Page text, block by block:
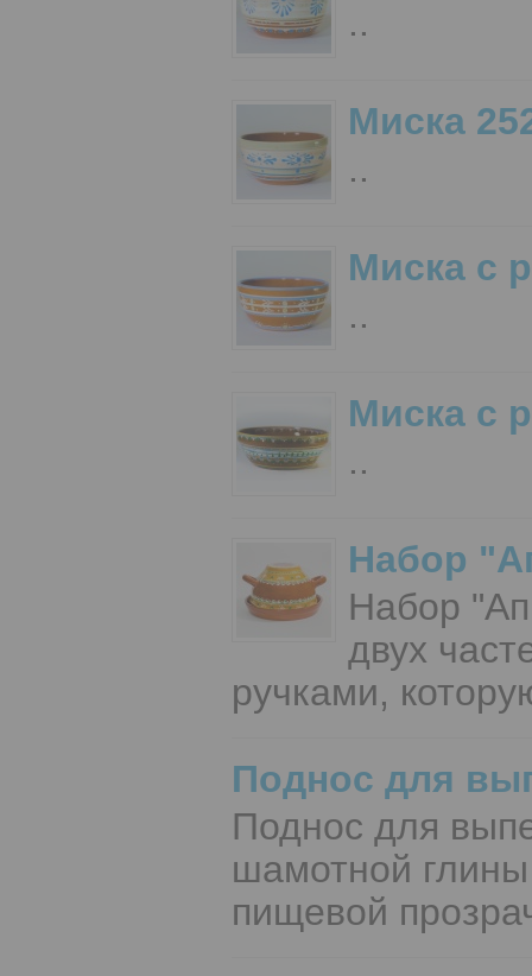
..
Миска
..
Миска с
..
Миска с
..
Набор
Набор
двух
ручками,
Поднос для
Поднос для
шамотной глины
пищевой